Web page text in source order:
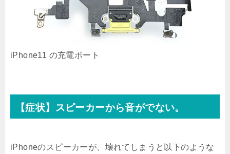
iPhone11 の充電ポート
【症状】スピーカーから音がでない。
iPhoneのスピーカーが、壊れてしまうと以下のような